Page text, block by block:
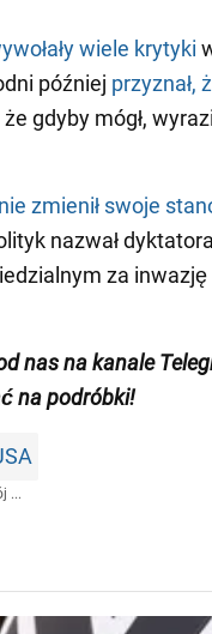
wiele krytyki
później przyznał,
że gdyby mógł,
zmienił swoje
nazwał
za inwazję
nas na kanale
na podróbki!
...